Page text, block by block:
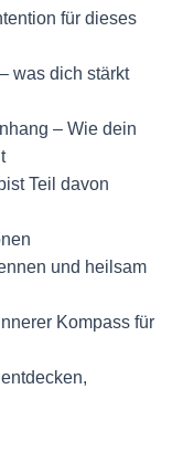
für dieses
was dich stärkt
– Wie dein
Teil davon
und heilsam
Kompass für